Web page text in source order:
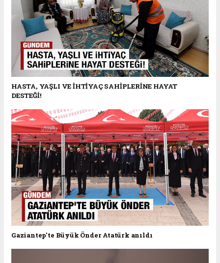
HASTA, YAŞLI VE İHTİYAÇ SAHİPLERİNE HAYAT
DESTEĞİ!
Gaziantep'te Büyük Önder Atatürk anıldı